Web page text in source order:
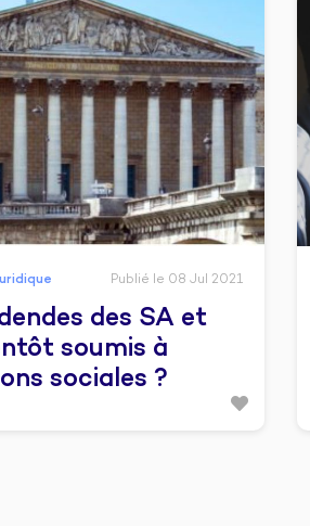
Publié le 08 Jul 2021
des SA et
soumis à
sociales ?